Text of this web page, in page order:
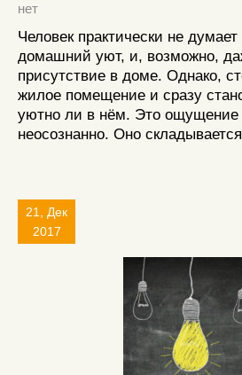
нет
Человек практически не
домашний уют, и, возможно,
присутствие в доме. Однако,
жилое помещение и сразу
уютно ли в нём. Это ощущение
неосознанно. Оно
21, Дек
2017